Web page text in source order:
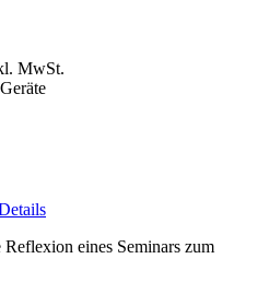
MwSt.
eines Seminars zum